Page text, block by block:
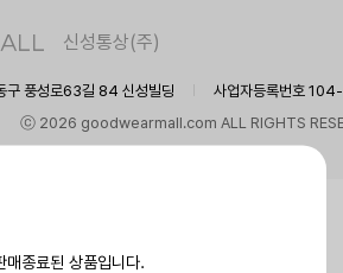
매종료된 상품입니다.
신성통상(주)
구 풍성로63길 84 신성빌딩 사업자등록번호
ⓒ 2026 goodwearmall.com ALL RIGHTS